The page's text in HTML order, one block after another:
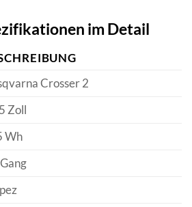
im Detail
Crosser 2
Zoll
Wh